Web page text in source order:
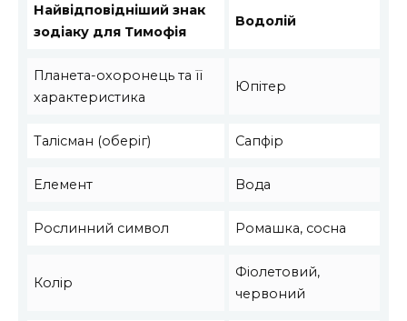
Найвідповідніший знак
зодіаку для Тимофія
Водолій
Планета-охоронець та її
характеристика
Юпітер
Талісман (оберіг) Сапфір
Елемент Вода
Рослинний символ Ромашка, сосна
Колір
Фіолетовий,
червоний